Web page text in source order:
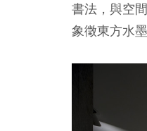
書法，與空
象徵東方水